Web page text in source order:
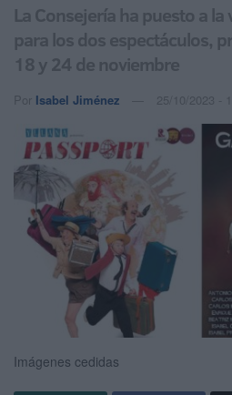
La Consejería ha puesto a
para los dos espectáculos,
18 y 24 de noviembre
Por Isabel Jiménez 25/10/2023 -
Imágenes cedidas